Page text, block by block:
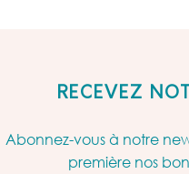
RECEVEZ
Abonnez-vous à notre
première nos